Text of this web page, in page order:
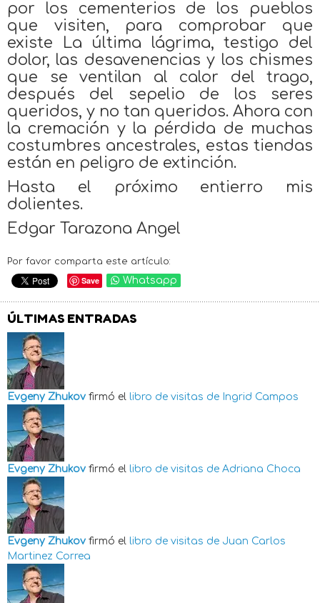
por los cementerios de los pueblos
que visiten, para comprobar que
existe La última lágrima, testigo del
dolor, las desavenencias y los chismes
que se ventilan al calor del trago,
después del sepelio de los seres
queridos, y no tan queridos. Ahora con
la cremación y la pérdida de muchas
costumbres ancestrales, estas tiendas
están en peligro de extinción.
Hasta el próximo entierro mis
dolientes.
Edgar Tarazona Angel
Por favor comparta este artículo:
Save Whatsapp
ÚLTIMAS ENTRADAS
Evgeny Zhukov firmó el libro de visitas de Ingrid Campos
Evgeny Zhukov firmó el libro de visitas de Adriana Choca
Evgeny Zhukov firmó el libro de visitas de Juan Carlos
Martinez Correa